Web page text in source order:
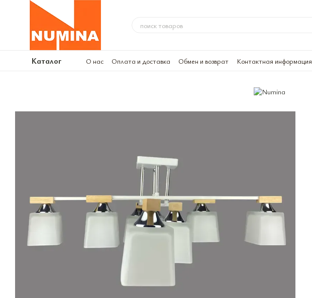
Перейти к основному контенту
Каталог О нас Оплата и доставка Обмен и возврат Контактная информация